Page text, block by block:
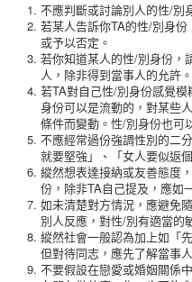
不應判斷或討論別人的性/別
若某人告訴你TA的性/別身
或予以否定。
若你知道某人的性/別身份，
人，除非得到當事人的允許。
若TA對自己性/別身份感覺
身份可以是流動的，對某些
條件而變動。性/別身份也可
不應經常過份強調性別的二
就要堅強」、「女人要似返
縱然想表達接納或友善態度
份，除非TA自己提及，應如
如未清楚對方情況，應避免
別人反應，對性/別有適當的
縱然社會一般認為加上如「
但對待同志，應先了解當事
不要假設在戀愛或婚姻關係